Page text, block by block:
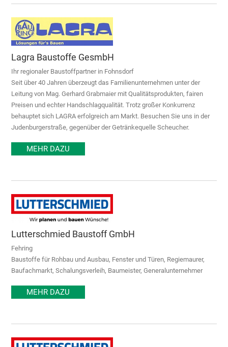
Lagra Baustoffe GesmbH
Ihr regionaler Baustoffpartner in Fohnsdorf
Seit über 40 Jahren überzeugt das Familienunternehmen unter der
Leitung von Mag. Gerhard Grabmaier mit Qualitätsprodukten, fairen
Preisen und echter Handschlagqualität. Trotz großer Konkurrenz
behauptet sich LAGRA erfolgreich am Markt. Besuchen Sie uns in der
Judenburgerstraße, gegenüber der Getränkequelle Scheucher.
MEHR DAZU
Lutterschmied Baustoff GmbH
Fehring
Baustoffe für Rohbau und Ausbau, Fenster und Türen, Regiemaurer,
Baufachmarkt, Schalungsverleih, Baumeister, Generalunternehmer
MEHR DAZU